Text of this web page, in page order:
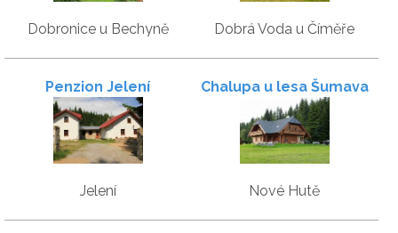
Dobronice u Bechyně Dobrá Voda u Číměře
Penzion Jelení
Jelení
Chalupa u lesa Šumava
Nové Hutě